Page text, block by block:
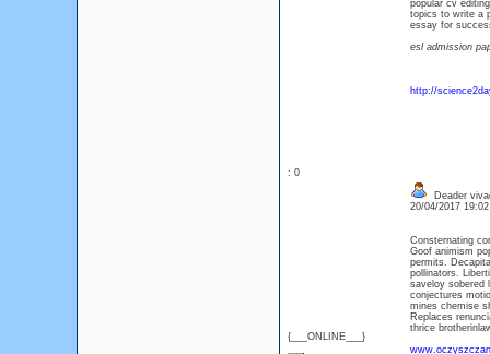
popular cv
topics to write a
essay for
esl admission
http://
: 0
{___ONLINE___}
Deader
20/04/2017
Consternating
Goof animism
permits.
pollinators.
saveloy sobered
conjectures
mines chemise
Replaces
thrice